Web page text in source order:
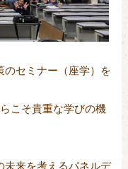
のセミナー（座学）を
こそ貴重な学びの機
未来を考えるパネルデ